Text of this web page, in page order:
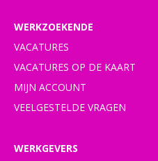
WERKZOEKENDE
VACATURES
VACATURES OP DE KAART
MIJN ACCOUNT
VEELGESTELDE VRAGEN
WERKGEVERS